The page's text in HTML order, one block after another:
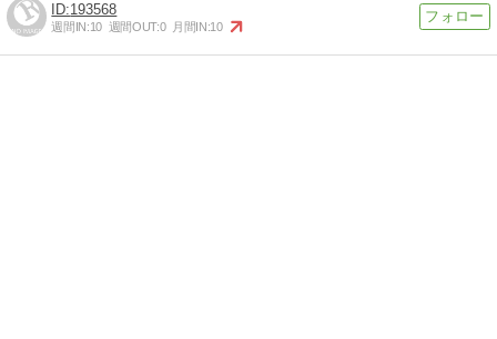
193568
週間IN:10 週間OUT:0 月間IN:10